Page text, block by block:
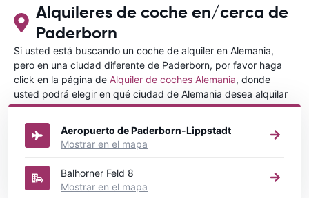
para ALBANIA
Alquileres de coche en/cerca de
Paderborn
Si usted está buscando un coche de alquiler en Alemania,
pero en una ciudad diferente de Paderborn, por favor haga
click en la página de Alquiler de coches Alemania, donde
usted podrá elegir en qué ciudad de Alemania desea alquilar
un coche.
Aeropuerto de Paderborn-Lippstadt
Mostrar en el mapa
Balhorner Feld 8
Mostrar en el mapa